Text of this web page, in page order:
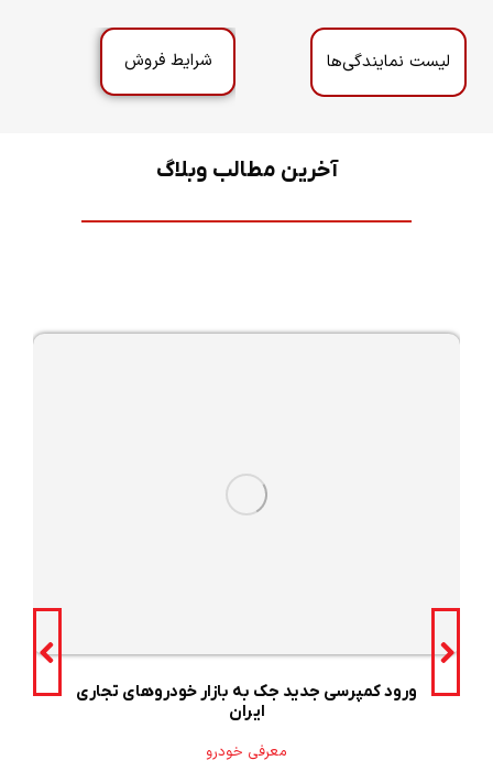
لیست نمایندگی‌ها شرایط فروش
آخرین مطالب وبلاگ
ورود کمپرسی جدید جک به بازار خودروهای تجاری
ایران
معرفی خودرو